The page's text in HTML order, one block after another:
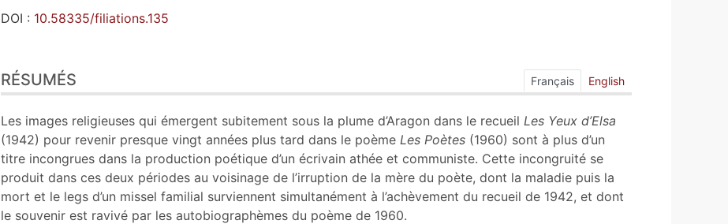
DOI : 10.58335/filiations.135
Plan
Texte
Notes
Citer cet article
Auteur
RÉSUMÉS Français English
Les images religieuses qui émergent subitement sous la plume d’Aragon dans le recueil Les Yeux d’Elsa
(1942) pour revenir presque vingt années plus tard dans le poème Les Poètes (1960) sont à plus d’un
titre incongrues dans la production poétique d’un écrivain athée et communiste. Cette incongruité se
produit dans ces deux périodes au voisinage de l’irruption de la mère du poète, dont la maladie puis la
mort et le legs d’un missel familial surviennent simultanément à l’achèvement du recueil de 1942, et dont
le souvenir est ravivé par les autobiographèmes du poème de 1960.